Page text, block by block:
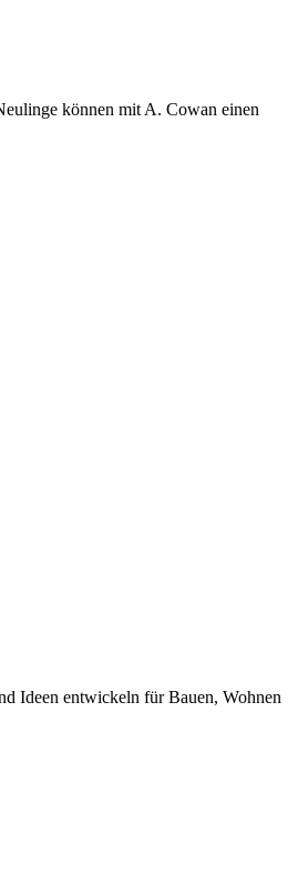
können mit A. Cowan einen
Ideen entwickeln für Bauen, Wohnen